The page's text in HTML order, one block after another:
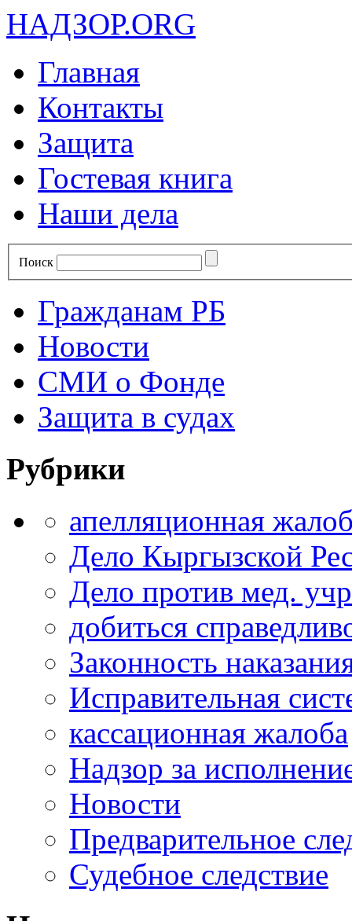
НАДЗОР.ORG
Главная
Контакты
Защита
Гостевая книга
Наши дела
Поиск
Гражданам РБ
Новости
СМИ о Фонде
Защита в судах
Рубрики
апелляционная
Дело Кыргызской
Дело против мед.
добиться
Законность
Исправительная
кассационная жалоба
Надзор за
Новости
Предварительное
Судебное следствие